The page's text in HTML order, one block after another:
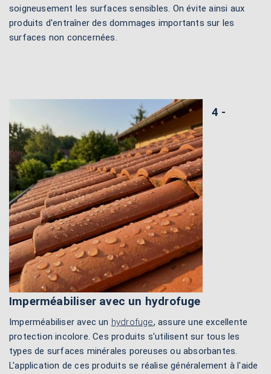
soigneusement les surfaces sensibles. On évite ainsi aux
produits d'entraîner des dommages importants sur les
surfaces non concernées.
4 -
Imperméabiliser avec un hydrofuge
Imperméabiliser avec un hydrofuge, assure une excellente
protection incolore. Ces produits s'utilisent sur tous les
types de surfaces minérales poreuses ou absorbantes.
L'application de ces produits se réalise généralement à l'aide